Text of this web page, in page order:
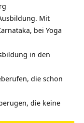
Mit
bei Yoga
in den
die schon
die keine